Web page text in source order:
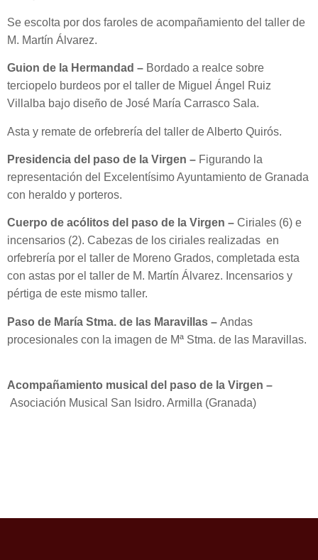
Se escolta por dos faroles de acompañamiento del taller de
M. Martín Álvarez.
Guion de la Hermandad – Bordado a realce sobre
terciopelo burdeos por el taller de Miguel Ángel Ruiz
Villalba bajo diseño de José María Carrasco Sala.
Asta y remate de orfebrería del taller de Alberto Quirós.
Presidencia del paso de la Virgen – Figurando la
representación del Excelentísimo Ayuntamiento de Granada
con heraldo y porteros.
Cuerpo de acólitos del paso de la Virgen – Ciriales (6) e
incensarios (2). Cabezas de los ciriales realizadas en
orfebrería por el taller de Moreno Grados, completada esta
con astas por el taller de M. Martín Álvarez. Incensarios y
pértiga de este mismo taller.
Paso de María Stma. de las Maravillas – Andas
procesionales con la imagen de Mª Stma. de las Maravillas.
Acompañamiento musical del paso de la Virgen –
Asociación Musical San Isidro. Armilla (Granada)